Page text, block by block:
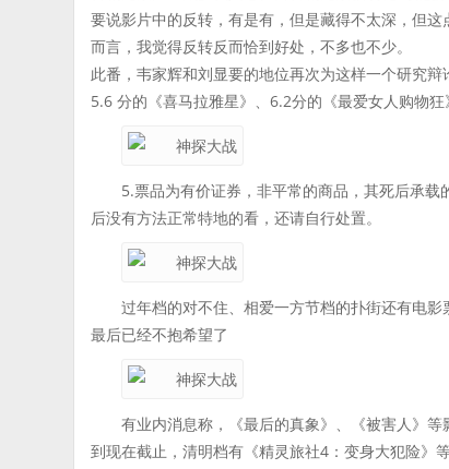
要说影片中的反转，有是有，但是藏得不太深，但
而言，我觉得反转反而恰到好处，不多也不少。
此番，韦家辉和刘显要的地位再次为这样一个研究
5.6 分的《喜马拉雅星》、6.2分的《最爱女人购物
5.票品为有价证券，非平常的商品，其死后承
后没有方法正常特地的看，还请自行处置。
过年档的对不住、相爱一方节档的扑街还有电
最后已经不抱希望了
有业内消息称，《最后的真象》、《被害人》
到现在截止，清明档有《精灵旅社4：变身大犯险》